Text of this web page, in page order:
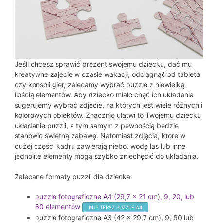
Jeśli chcesz sprawić prezent swojemu dziecku, dać mu
kreatywne zajęcie w czasie wakacji, odciągnąć od tableta
czy konsoli gier, zalecamy wybrać puzzle z niewielką
ilością elementów. Aby dziecko miało chęć ich układania
sugerujemy wybrać zdjęcie, na których jest wiele różnych i
kolorowych obiektów. Znacznie ułatwi to Twojemu dziecku
układanie puzzli, a tym samym z pewnością będzie
stanowić świetną zabawę. Natomiast zdjęcia, które w
dużej części kadru zawierają niebo, wodę las lub inne
jednolite elementy mogą szybko zniechęcić do układania.
Zalecane formaty puzzli dla dziecka:
puzzle fotograficzne A4 (29,7 x 21 cm), 9, 20, lub
60 elementów
KUP TERAZ PUZZLE A4
puzzle fotograficzne A3 (42 x 29,7 cm), 9, 60 lub